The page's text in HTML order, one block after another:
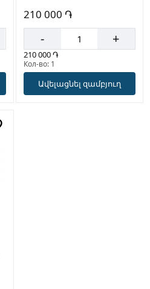
210 000 ֏
- +
210 000 ֏
Кол-во: 1
Ավելացնել զամբյուղ